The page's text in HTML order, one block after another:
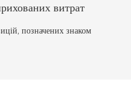
витрат
позначених знаком